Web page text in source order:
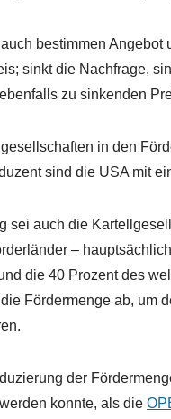
bestimmen
sinkt die Nachfrage,
zu sinkenden
in den
sind die USA mit
sei auch die
–
die 40 Prozent des
Fördermenge ab, um
der
konnte, als die